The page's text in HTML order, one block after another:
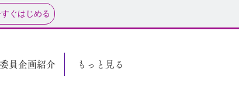
ぐはじめる
員企画紹介 もっと見る